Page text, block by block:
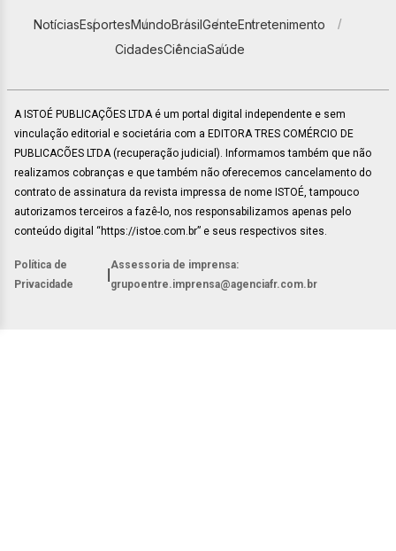
NotíciasEsportesMundoBrasilGenteEntretenimento
CidadesCiênciaSaúde
A ISTOÉ PUBLICAÇÕES LTDA é um portal digital independente e sem
vinculação editorial e societária com a EDITORA TRES COMÉRCIO DE
PUBLICACÕES LTDA (recuperação judicial). Informamos também que não
realizamos cobranças e que também não oferecemos cancelamento do
contrato de assinatura da revista impressa de nome ISTOÉ, tampouco
autorizamos terceiros a fazê-lo, nos responsabilizamos apenas pelo
conteúdo digital “https://istoe.com.br” e seus respectivos sites.
Política de
Privacidade
Assessoria de imprensa:
grupoentre.imprensa@agenciafr.com.br